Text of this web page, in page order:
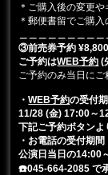
＊ご購入後の変更や
＊郵便書留でご購
③前売券予約 ¥8,800
ご予約はWEB予約 (
ご予約のみ当日にご
・WEB予約の受付
11/28 (金) 17:00～
下記ご予約ボタンよ
・お電話の受付期間
公演日当日の14:00
☎️045-664-2085 で